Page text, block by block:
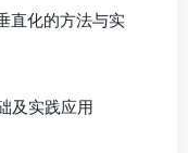
直化的方法与实
及实践应用